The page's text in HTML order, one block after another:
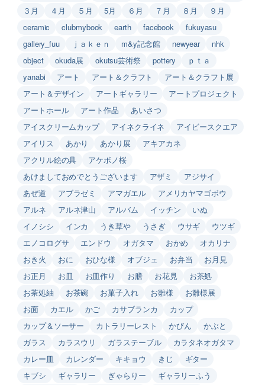
３月
４月 ５月 5月 ６月 ７月 ８月
９月
ceramic
clubmybook earth facebook
fukuyasu
gallery_fuu
ｊａｋｅｎ m&y記念館 newyear
nhk
object
okuda展 okutsu芸術祭 pottery
ｐｔａ
yanabi
アート アート＆クラフト
アート＆クラフト展
アート＆デザイン
アートギャラリー
アートプロジェクト
アートホール
アート作品
あいさつ
アイスクリームカップ
アイネクライネ
アイビースクエア
アイリス
あかり あかり展
アキアカネ
アクリル絵の具
アケボノ桜
あけましておめでとうございます
アザミ
アジサイ
あぜ道
アブラゼミ アマガエル
アメリカヤマゴボウ
アルネ
アルネ津山 アルバム イッチン
いぬ
イノシシ
インカ うき草や うさぎ ウサギ
ウツギ
エノコログサ
エンドウ オガタマ おかめ
オカリナ
おき火
おに おひな様 オブジェ お弁当
お月見
お正月
お皿 お皿作り お膳 お花見
お茶処
お茶処紬
お茶碗 お菓子入れ お雛様
お雛様展
お面
カエル かご カサブランカ
カップ
カップ＆ソーサー
カトラリーレスト かびん
かぶと
ガラス
カラスウリ ガラステーブル
カラタネオガタマ
カレー皿
カレンダー キキョウ きじ
ギター
キブシ
ギャラリー ぎゃらりー
ギャラリーふう